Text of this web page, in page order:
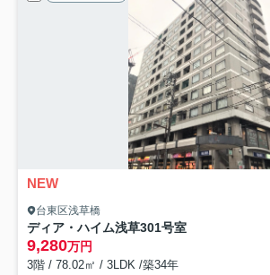
NEW
台東区浅草橋
ディア・ハイム浅草301号室
9,280万円
3階 / 78.02㎡ / 3LDK /築34年